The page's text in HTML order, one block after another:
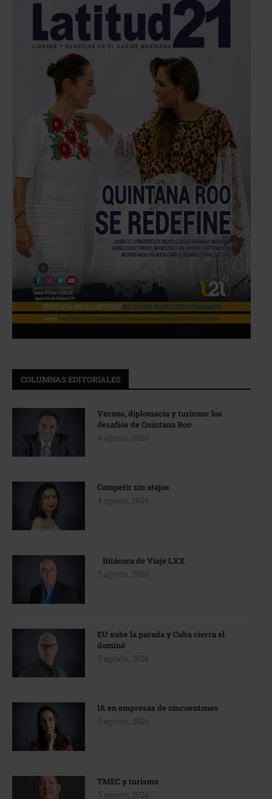
COLUMNAS EDITORIALES
Verano, diplomacia y turismo: los
desafíos de Quintana Roo
4 agosto, 2026
Competir sin atajos
4 agosto, 2026
Bitácora de Viaje LXX
3 agosto, 2026
EU sube la parada y Cuba cierra el
dominó
3 agosto, 2026
IA en empresas de cincuentones
3 agosto, 2026
TMEC y turismo
3 agosto, 2026